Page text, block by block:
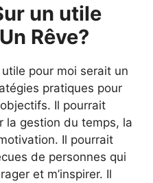
un utile
Rêve?
pour moi serait un
pratiques pour
Il pourrait
la gestion du temps, la
Il pourrait
de personnes qui
et m’inspirer. Il